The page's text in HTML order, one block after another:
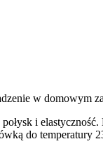
w domowym
i
do temperatury